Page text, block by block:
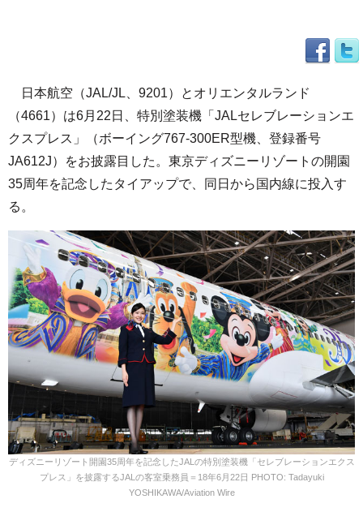
日本航空（JAL/JL、9201）とオリエンタルランド
（4661）は6月22日、特別塗装機「JALセレブレーションエ
クスプレス」（ボーイング767-300ER型機、登録番号
JA612J）をお披露目した。東京ディズニーリゾートの開園
35周年を記念したタイアップで、同日から国内線に投入す
る。
ディズニーリゾート開園35周年を記念したJALの特別塗装機「セレブレーションエクス
プレス」を披露するJALの客室乗務員＝18年6月22日 PHOTO: Tadayuki
YOSHIKAWA/Aviation Wire